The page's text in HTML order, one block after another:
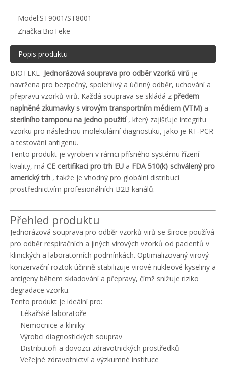
Model:ST9001/ST8001
Značka:BioTeke
Popis produktu
BIOTEKE Jednorázová souprava pro odběr vzorků virů je
navržena pro bezpečný, spolehlivý a účinný odběr, uchování a
přepravu vzorků virů. Každá souprava se skládá z předem
naplněné zkumavky s virovým transportním médiem (VTM) a
sterilního tamponu na jedno použití , který zajišťuje integritu
vzorku pro následnou molekulární diagnostiku, jako je RT‑PCR
a testování antigenu.
Tento produkt je vyroben v rámci přísného systému řízení
kvality, má CE certifikaci pro trh EU a FDA 510(k) schválený pro
americký trh , takže je vhodný pro globální distribuci
prostřednictvím profesionálních B2B kanálů.
Přehled produktu
Jednorázová souprava pro odběr vzorků virů se široce používá
pro odběr respiračních a jiných virových vzorků od pacientů v
klinických a laboratorních podmínkách. Optimalizovaný virový
konzervační roztok účinně stabilizuje virové nukleové kyseliny a
antigeny během skladování a přepravy, čímž snižuje riziko
degradace vzorku.
Tento produkt je ideální pro:
Lékařské laboratoře
Nemocnice a kliniky
Výrobci diagnostických souprav
Distributoři a dovozci zdravotnických prostředků
Veřejné zdravotnictví a výzkumné instituce